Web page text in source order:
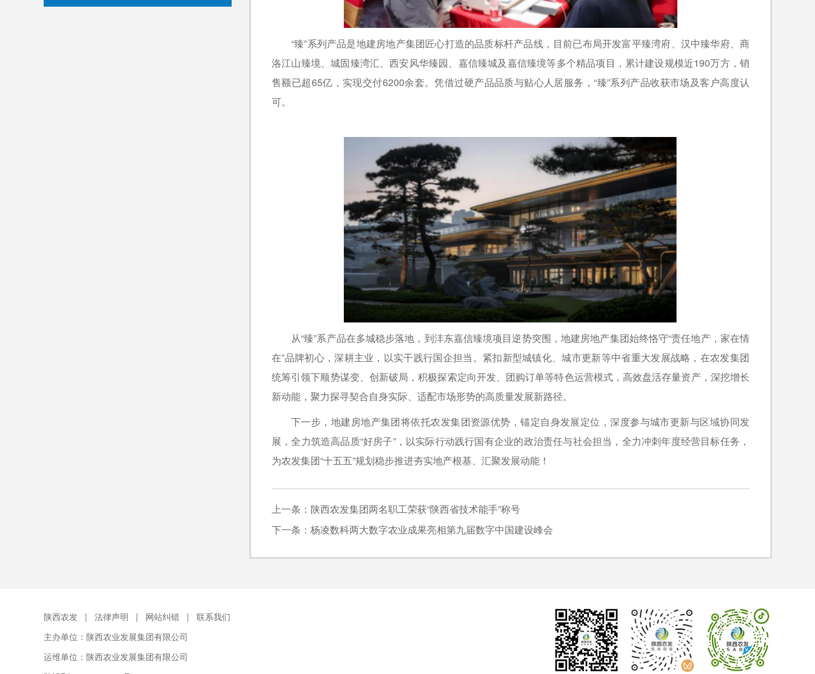
“臻”系列产品是地建房地产集团匠心打造的品质标杆产品线，目前已布局开发富平臻湾府、汉中臻华府、商
洛江山臻境、城固臻湾汇、西安风华臻园、嘉信臻城及嘉信臻境等多个精品项目，累计建设规模近190万方，销
售额已超65亿，实现交付6200余套。凭借过硬产品品质与贴心人居服务，“臻”系列产品收获市场及客户高度认
可。
从“臻”系产品在多城稳步落地，到沣东嘉信臻境项目逆势突围，地建房地产集团始终恪守“责任地产，家在情
在”品牌初心，深耕主业，以实干践行国企担当。紧扣新型城镇化、城市更新等中省重大发展战略，在农发集团
统筹引领下顺势谋变、创新破局，积极探索定向开发、团购订单等特色运营模式，高效盘活存量资产，深挖增长
新动能，聚力探寻契合自身实际、适配市场形势的高质量发展新路径。
下一步，地建房地产集团将依托农发集团资源优势，锚定自身发展定位，深度参与城市更新与区域协同发
展，全力筑造高品质“好房子”，以实际行动践行国有企业的政治责任与社会担当，全力冲刺年度经营目标任务，
为农发集团“十五五”规划稳步推进夯实地产根基、汇聚发展动能！
上一条：陕西农发集团两名职工荣获“陕西省技术能手”称号
下一条：杨凌数科两大数字农业成果亮相第九届数字中国建设峰会
陕西农发 | 法律声明 | 网站纠错 | 联系我们
主办单位：陕西农业发展集团有限公司
运维单位：陕西农业发展集团有限公司